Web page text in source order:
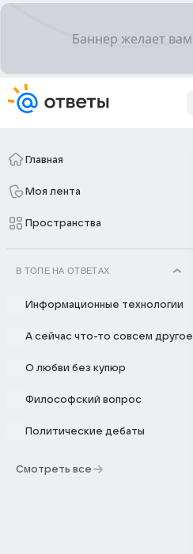
Главная
Моя лента
Пространства
В ТОПЕ НА ОТВЕТАХ
Информационные технологии
А сейчас что-то совсем другое
О любви без купюр
Философский вопрос
Политические дебаты
Смотреть все